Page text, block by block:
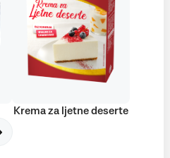
Krema za ljetne deserte